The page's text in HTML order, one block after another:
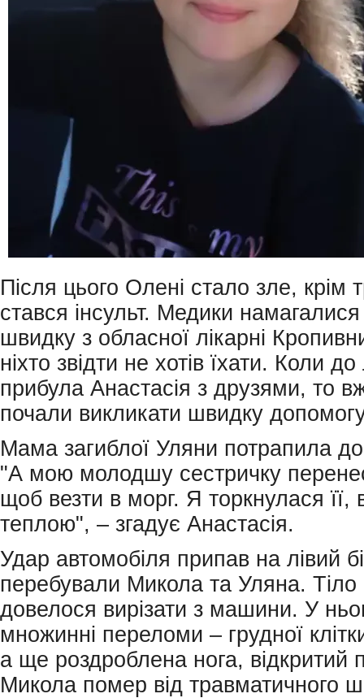
Після цього Олені стало зле, крім
стався інсульт. Медики
швидку з обласної лікарні
ніхто звідти не хотів їхати. Коли до
прибула Анастасія з друзями, то
почали викликати швидку
Мама загиблої Уляни потрапила до
"А мою молодшу сестричку
щоб везти в морг. Я торкнулася
теплою", – згадує Анастасія.
Удар автомобіля припав на лівий
перебували Микола та Уляна. Тіло
довелося вирізати з машини. У
множинні переломи – грудної
а ще роздроблена нога, відкритий
Микола помер від травматичного